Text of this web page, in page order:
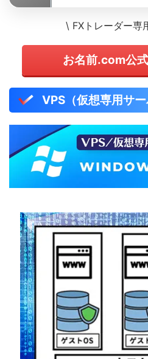
\ FXトレーダー専
お名前.com公
VPS（仮想専用サ